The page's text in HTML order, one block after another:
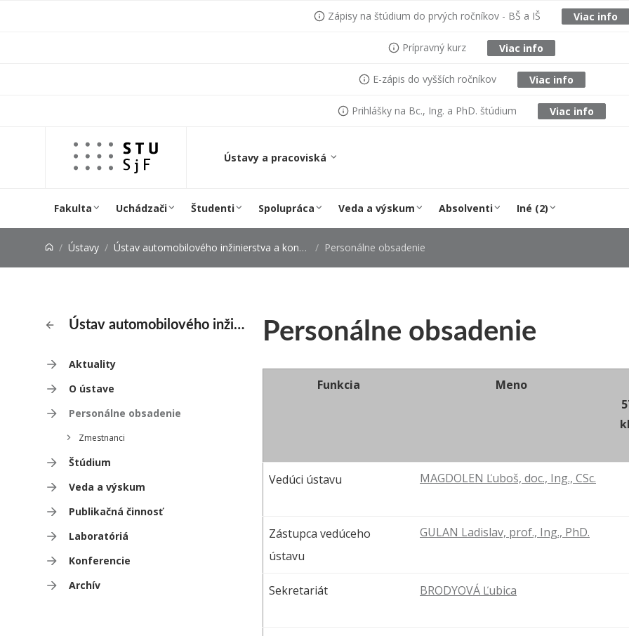
Zápisy na štúdium do prvých ročníkov - BŠ a IŠ Viac info
Prípravný kurz Viac info
E-zápis do vyšších ročníkov Viac info
Prihlášky na Bc., Ing. a PhD. štúdium Viac info
Ústavy a pracoviská
Fakulta Uchádzači Študenti Spolupráca Veda a výskum Absolventi Iné (2)
Ústavy Ústav automobilového inžinierstva a konštruovania Personálne obsadenie
Ústav automobilového inžinierstva a konštruovania
Aktuality
O ústave
Personálne obsadenie
Zmestnanci
Štúdium
Veda a výskum
Publikačná činnosť
Laboratóriá
Konferencie
Archív
Personálne obsadenie
Funkcia
Meno
Vedúci ústavu MAGDOLEN Ľuboš, doc., Ing., CSc.
Zástupca vedúceho
ústavu
GULAN Ladislav, prof., Ing., PhD.
Sekretariát BRODYOVÁ Ľubica